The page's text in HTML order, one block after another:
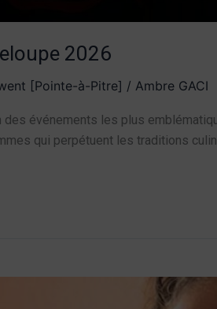
2026
[Pointe-à-Pitre] / Ambre GACI
événements les plus
qui perpétuent les traditions